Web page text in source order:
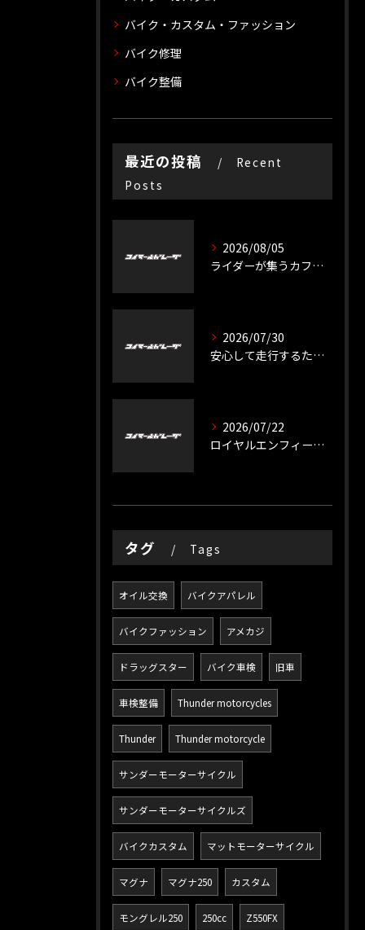
バイク・カスタム・ファッション
バイク修理
バイク整備
最近の投稿
Recent
Posts
2026/08/05
ライダーが集うカフェスペースの魅力と交流の広げ方
2026/07/30
安心して走行するためのバイク徹底整備のポイント
2026/07/22
ロイヤルエンフィールドの整備で長く乗る秘訣
タグ Tags
オイル交換 バイクアパレル
バイクファッション アメカジ
ドラッグスター バイク車検 旧車
車検整備 Thunder motorcycles
Thunder Thunder motorcycle
サンダーモーターサイクル
サンダーモーターサイクルズ
バイクカスタム マットモーターサイクル
マグナ マグナ250 カスタム
モングレル250 250cc Z550FX